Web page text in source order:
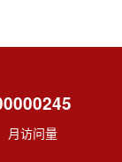
月访问量